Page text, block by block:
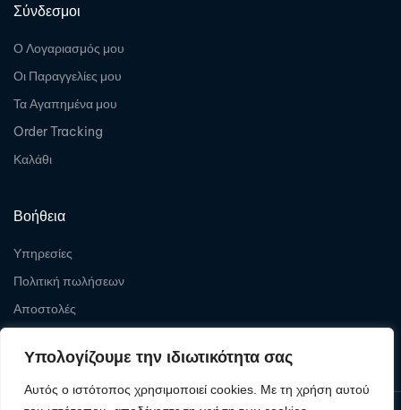
Υπολογίζουμε την ιδιωτικότητα σας
Αυτός ο ιστότοπος χρησιμοποιεί cookies. Με τη χρήση αυτού
Σύνδεσμοι
Ο Λογαριασμός μου
Οι Παραγγελίες μου
Τα Αγαπημένα μου
Order Tracking
Καλάθι
Βοήθεια
Υπηρεσίες
Πολιτική πωλήσεων
Αποστολές